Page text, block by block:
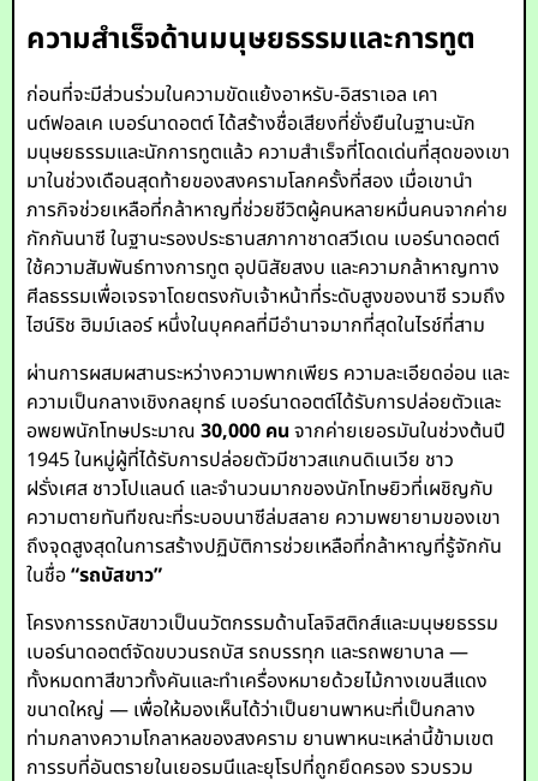
ความสำเร็จด้านมนุษยธรรมและการทูต
ก่อนที่จะมีส่วนร่วมในความขัดแย้งอาหรับ-อิสราเอล เคา
นต์ฟอลเค เบอร์นาดอตต์ ได้สร้างชื่อเสียงที่ยั่งยืนในฐานะนัก
มนุษยธรรมและนักการทูตแล้ว ความสำเร็จที่โดดเด่นที่สุดของเขา
มาในช่วงเดือนสุดท้ายของสงครามโลกครั้งที่สอง เมื่อเขานำ
ภารกิจช่วยเหลือที่กล้าหาญที่ช่วยชีวิตผู้คนหลายหมื่นคนจากค่าย
กักกันนาซี ในฐานะรองประธานสภากาชาดสวีเดน เบอร์นาดอตต์
ใช้ความสัมพันธ์ทางการทูต อุปนิสัยสงบ และความกล้าหาญทาง
ศีลธรรมเพื่อเจรจาโดยตรงกับเจ้าหน้าที่ระดับสูงของนาซี รวมถึง
ไฮน์ริช ฮิมม์เลอร์ หนึ่งในบุคคลที่มีอำนาจมากที่สุดในไรช์ที่สาม
ผ่านการผสมผสานระหว่างความพากเพียร ความละเอียดอ่อน และ
ความเป็นกลางเชิงกลยุทธ์ เบอร์นาดอตต์ได้รับการปล่อยตัวและ
อพยพนักโทษประมาณ30,000 คน จากค่ายเยอรมันในช่วงต้นปี
1945 ในหมู่ผู้ที่ได้รับการปล่อยตัวมีชาวสแกนดิเนเวีย ชาว
ฝรั่งเศส ชาวโปแลนด์ และจำนวนมากของนักโทษยิวที่เผชิญกับ
ความตายทันทีขณะที่ระบอบนาซีล่มสลาย ความพยายามของเขา
ถึงจุดสูงสุดในการสร้างปฏิบัติการช่วยเหลือที่กล้าหาญที่รู้จักกัน
ในชื่อ“รถบัสขาว”
โครงการรถบัสขาวเป็นนวัตกรรมด้านโลจิสติกส์และมนุษยธรรม
เบอร์นาดอตต์จัดขบวนรถบัส รถบรรทุก และรถพยาบาล —
ทั้งหมดทาสีขาวทั้งคันและทำเครื่องหมายด้วยไม้กางเขนสีแดง
ขนาดใหญ่ — เพื่อให้มองเห็นได้ว่าเป็นยานพาหนะที่เป็นกลาง
ท่ามกลางความโกลาหลของสงคราม ยานพาหนะเหล่านี้ข้ามเขต
การรบที่อันตรายในเยอรมนีและยุโรปที่ถูกยึดครอง รวบรวม